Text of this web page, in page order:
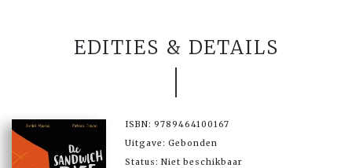
EDITIES & DETAILS
ISBN: 9789464100167
Uitgave: Gebonden
Status: Niet beschikbaar